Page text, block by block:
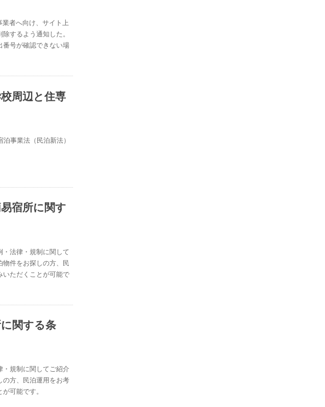
者へ向け、サイト上
するよう通知した。
番号が確認できない場
周辺と住専
事業法（民泊新法）
宿所に関す
法律・規制に関して
物件をお探しの方、民
いただくことが可能で
関する条
規制に関してご紹介
の方、民泊運用をお考
可能です。